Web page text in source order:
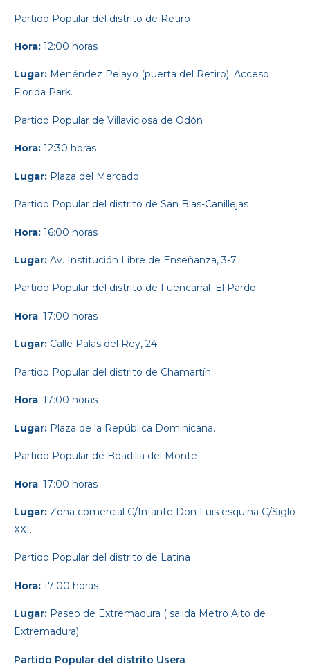
Partido Popular del distrito de Retiro
Hora: 12:00 horas
Lugar: Menéndez Pelayo (puerta del Retiro). Acceso
Florida Park.
Partido Popular de Villaviciosa de Odón
Hora: 12:30 horas
Lugar: Plaza del Mercado.
Partido Popular del distrito de San Blas-Canillejas
Hora: 16:00 horas
Lugar: Av. Institución Libre de Enseñanza, 3-7.
Partido Popular del distrito de Fuencarral–El Pardo
Hora: 17:00 horas
Lugar: Calle Palas del Rey, 24.
Partido Popular del distrito de Chamartín
Hora: 17:00 horas
Lugar: Plaza de la República Dominicana.
Partido Popular de Boadilla del Monte
Hora: 17:00 horas
Lugar: Zona comercial C/Infante Don Luis esquina C/Siglo
XXI.
Partido Popular del distrito de Latina
Hora: 17:00 horas
Lugar: Paseo de Extremadura ( salida Metro Alto de
Extremadura).
Partido Popular del distrito Usera